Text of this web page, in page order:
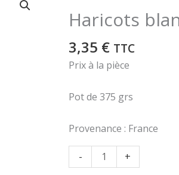
Haricots
3,35 € TTC
Prix à la pièce
Pot de 375 grs
Provenance : France
-
quantité
de
+